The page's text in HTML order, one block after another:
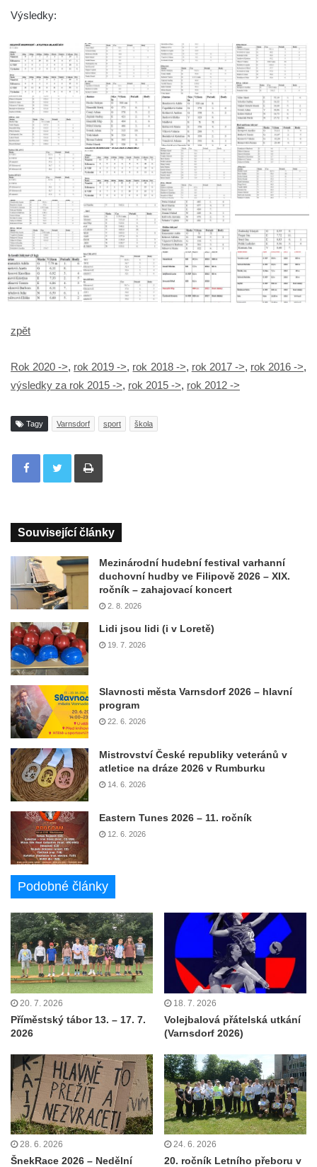
Výsledky:
zpět
Rok 2020 ->, rok 2019 ->, rok 2018 ->, rok 2017 ->, rok 2016 ->,
výsledky za rok 2015 ->, rok 2015 ->, rok 2012 ->
Tagy Varnsdorf sport škola
Tisknout
Související články
Mezinárodní hudební festival varhanní
duchovní hudby ve Filipově 2026 – XIX.
ročník – zahajovací koncert
2. 8. 2026
Lidi jsou lidi (i v Loretě)
19. 7. 2026
Slavnosti města Varnsdorf 2026 – hlavní
program
22. 6. 2026
Mistrovství České republiky veteránů v
atletice na dráze 2026 v Rumburku
14. 6. 2026
Eastern Tunes 2026 – 11. ročník
12. 6. 2026
Podobné články
20. 7. 2026
Příměstský tábor 13. – 17. 7.
2026
18. 7. 2026
Volejbalová přátelská utkání
(Varnsdorf 2026)
28. 6. 2026
ŠnekRace 2026 – Nedělní
24. 6. 2026
20. ročník Letního přeboru v